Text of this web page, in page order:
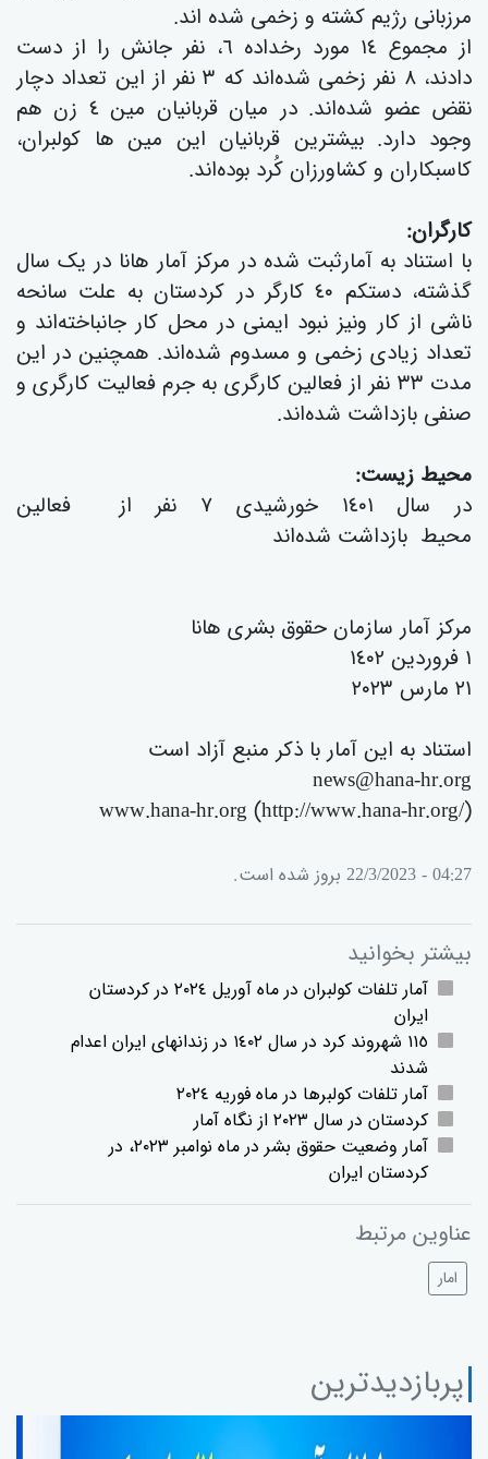
مرزبانی رژیم کشتە و زخمی شده اند.
از مجموع ١٤ مورد رخدادە ٦، نفر جانش را از دست
دادند، ٨ نفر زخمی شدەاند کە ٣ نفر از این تعداد دچار
نقض عضو شدەاند. در میان قربانیان مین ٤ زن هم
وجود دارد. بیشترین قربانیان این مین ها کولبران،
کاسبکاران و کشاورزان کُرد بوده‌اند.
کارگران:
با استناد به آمارثبت شدە در مرکز آمار هانا در یک سال
گذشتە، دستکم ٤٠ کارگر در کردستان به علت سانحه
ناشی از کار ونیز نبود ایمنی در محل کار جانباخته‌اند و
تعداد زیادی زخمی و مسدوم شدەاند. همچنین در این
مدت ٣٣ نفر از فعالین کارگری بە جرم فعالیت کارگری و
صنفی بازداشت شدەاند.
محیط زیست:
در سال ١٤٠١ خورشیدی ٧ نفر از فعالین
محیط بازداشت شدەاند
مرکز آمار سازمان حقوق بشری هانا
١ فروردین ١٤٠٢
٢١ مارس ٢٠٢٣
استناد بە این آمار با ذکر منبع آزاد است
news@hana-hr.org
www.hana-hr.org (http://www.hana-hr.org/)
04:27 - 22/3/2023 بروز شده است.
بیشتر بخوانید
آمار تلفات کولبران در ماە آوریل ٢٠٢٤ در کردستان
ایران
١١٥ شهروند کرد در سال ١٤٠٢ در زندانهای ایران اعدام
شدند
آمار تلفات کولبرها در ماە فوریە ٢٠٢٤
کردستان در سال ٢٠٢٣ از نگاە آمار
آمار وضعیت حقوق بشر در ماە نوامبر ٢٠٢٣، در
کردستان ایران
عناوین مرتبط
امار
پربازدیدترین